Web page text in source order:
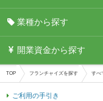
業種から探す
開業資金から探す
TOP フランチャイズを探す すべ
ご利用の手引き